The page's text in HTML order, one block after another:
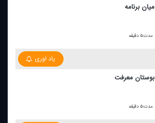
میان برنامه
مدت:۵ دقیقه
یاد اوری
بوستان معرفت
مدت:۵ دقیقه